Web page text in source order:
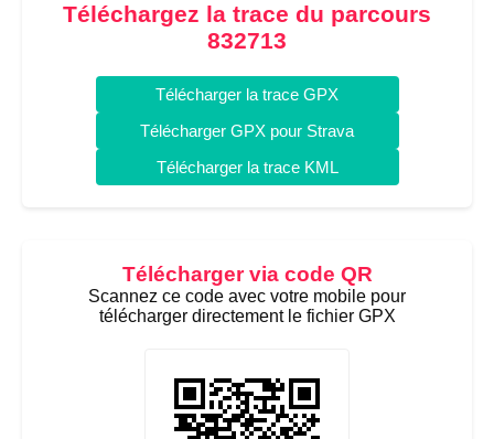
Téléchargez la trace du parcours
832713
Télécharger la trace GPX
Télécharger GPX pour Strava
Télécharger la trace KML
Télécharger via code QR
Scannez ce code avec votre mobile pour
télécharger directement le fichier GPX